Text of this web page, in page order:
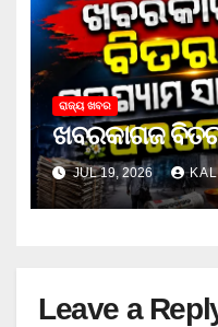
ରାଜ୍ୟ ଖବର
ଖବରକାଗଜ
JUL 19, 2026
Leave a